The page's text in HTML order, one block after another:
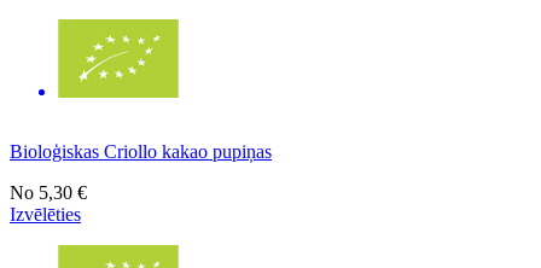
Bioloģiskas Criollo kakao pupiņas
No 5,30 €
Izvēlēties